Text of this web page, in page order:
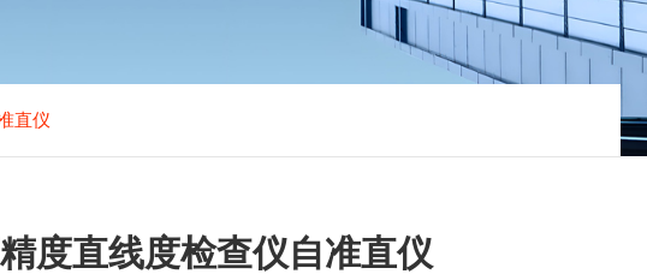
直仪
度直线度检查仪自准直仪